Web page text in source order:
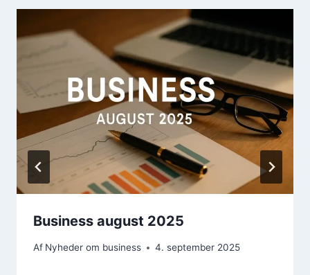
Business august 2025
Af Nyheder om business 4. september 2025